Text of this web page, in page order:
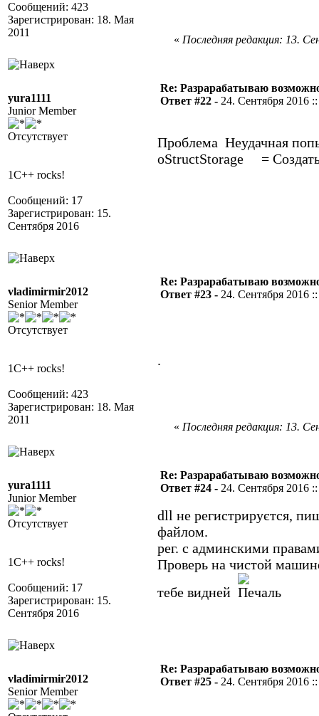
Сообщений: 423
Зарегистрирован: 18. Мая
2011
« Последняя редакция: 13.
yura1111
Junior Member
Отсутствует
1C++ rocks!
Сообщений: 17
Зарегистрирован: 15.
Сентября 2016
Re: Разрарабатываю
Ответ #22 - 24. Сентября 2016
Проблема Неудачная
oStructStorage =
vladimirmir2012
Senior Member
Отсутствует
1C++ rocks!
Сообщений: 423
Зарегистрирован: 18. Мая
2011
Re: Разрарабатываю
Ответ #23 - 24. Сентября 2016
.
« Последняя редакция: 13.
yura1111
Junior Member
Отсутствует
1C++ rocks!
Сообщений: 17
Зарегистрирован: 15.
Сентября 2016
Re: Разрарабатываю
Ответ #24 - 24. Сентября 2016
dll не регистрируєтся,
файлом.
рег. с админскими
Проверь на чистой
тебе видней
vladimirmir2012
Senior Member
Re: Разрарабатываю
Ответ #25 - 24. Сентября 2016